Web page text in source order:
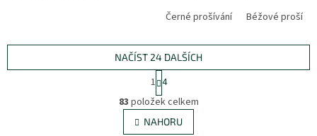
Černé prošívání
Béžové
O
v
l
NAČÍST 24 DALŠÍCH
S
t
r
á
n
1 4
83 položek celkem
NAHORU